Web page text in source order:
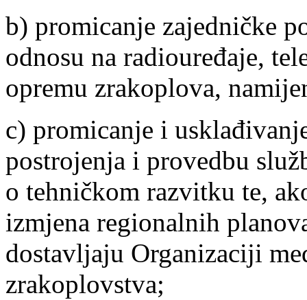
b) promicanje zajedničke
odnosu na radiouređaje,
opremu zrakoplova,
c) promicanje i
postrojenja i provedbu
o tehničkom razvitku te,
izmjena regionalnih
dostavljaju Organizaciji
zrakoplovstva;